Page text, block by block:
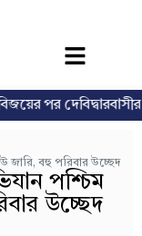
দেবিদ্বারবাসীর মন
জারি, বহু পরিবার উচ্ছেদ
পশ্চিম
উচ্ছেদ